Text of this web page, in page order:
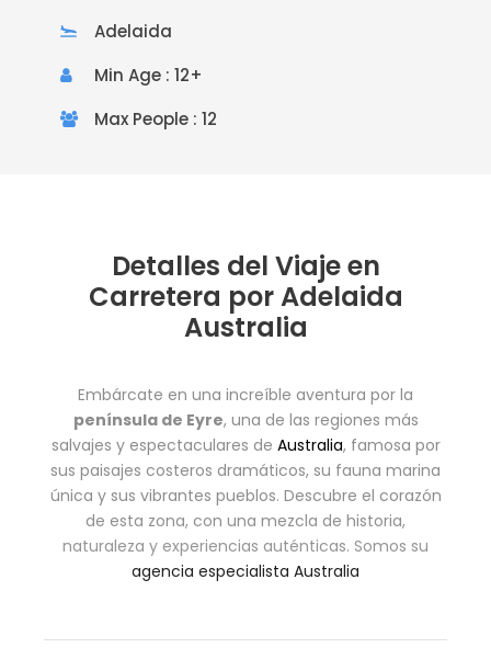
Adelaida
Min Age : 12+
Max People : 12
Detalles del Viaje en
Carretera por Adelaida
Australia
Embárcate en una increíble aventura por la
península de Eyre, una de las regiones más
salvajes y espectaculares de Australia, famosa por
sus paisajes costeros dramáticos, su fauna marina
única y sus vibrantes pueblos. Descubre el corazón
de esta zona, con una mezcla de historia,
naturaleza y experiencias auténticas. Somos su
agencia especialista Australia